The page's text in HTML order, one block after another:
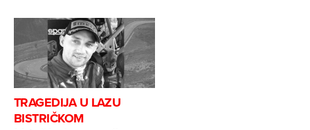
TRAGEDIJA U LAZU
BISTRIČKOM